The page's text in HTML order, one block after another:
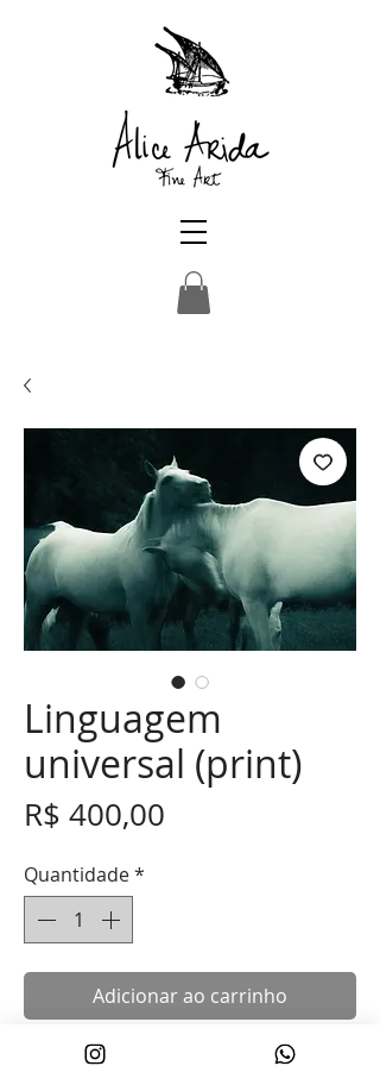
Linguagem
universal (print)
R$ 400,00
Quantidade*
Adicionar ao carrinho
O cavalo constrói o afeto no silêncio e